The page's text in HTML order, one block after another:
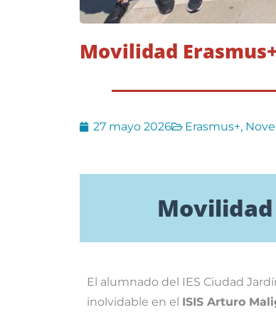
Movilidad
27 mayo 2026 Erasmus+,
El alumnado del IES Ciudad
inolvidable en el ISIS Arturo